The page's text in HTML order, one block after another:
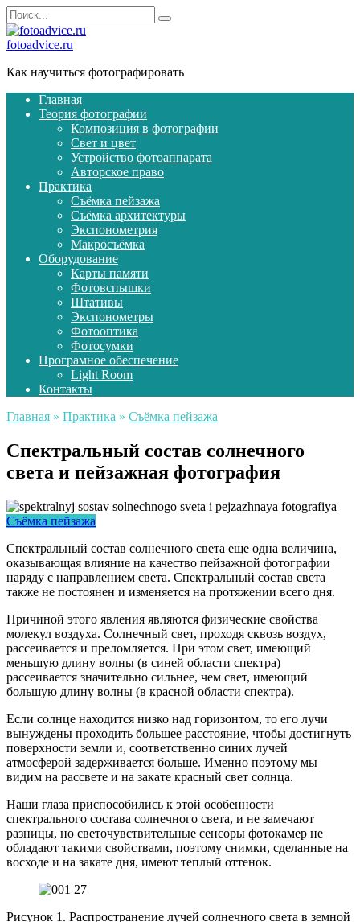
Перейти
к
содержанию
Search
for:
fotoadvice.ru
Как научиться фотографировать
Главная
Теория фотографии
Композиция в фотографии
Свет и цвет
Устройство фотоаппарата
Авторское право
Практика
Съёмка пейзажа
Съёмка архитектуры
Экспонометрия
Макросъёмка
Оборудование
Карты памяти
Фотовспышки
Штативы
Экспонометры
Фотооптика
Фотосумки
Програмное обеспечение
Light Room
Контакты
Главная » Практика » Съёмка пейзажа
Спектральный состав солнечного
света и пейзажная фотография
Съёмка пейзажа
Спектральный состав солнечного света еще одна величина,
оказывающая влияние на качество пейзажной фотографии
наряду с направлением света. Спектральный состав света
также не постоянен и изменяется на протяжении всего дня.
Причиной этого явления являются физические свойства
молекул воздуха. Солнечный свет, проходя сквозь воздух,
рассеивается и преломляется. При этом свет, имеющий
меньшую длину волны (в синей области спектра)
рассеивается значительно сильнее, чем свет, имеющий
большую длину волны (в красной области спектра).
Если солнце находится низко над горизонтом, то его лучи
вынуждены проходить большее расстояние, чтобы достигнуть
поверхности земли и, соответственно синих лучей
атмосферой задерживается больше. Именно поэтому мы
видим на рассвете и на закате красный свет солнца.
Наши глаза приспособились к этой особенности
спектрального состава солнечного света, и не замечают
разницы, но светочувствительные сенсоры фотокамер не
обладают такими свойствами, поэтому снимки, сделанные на
восходе и на закате дня, имеют теплый оттенок.
Рисунок 1. Распространение лучей солнечного света в земной